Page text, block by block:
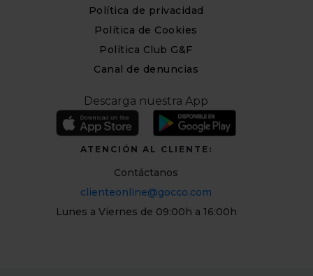
Política de privacidad
Política de Cookies
Política Club G&F
Canal de denuncias
Descarga nuestra App
ATENCIÓN AL CLIENTE:
Contáctanos
clienteonline@gocco.com
Lunes a Viernes de 09:00h a 16:00h